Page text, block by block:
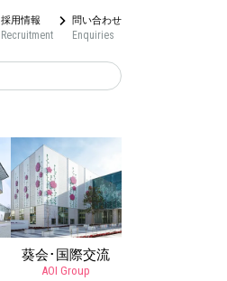
採用情報
Recruitment
問い合わせ
Enquiries
葵会･国際交流
AOI Group